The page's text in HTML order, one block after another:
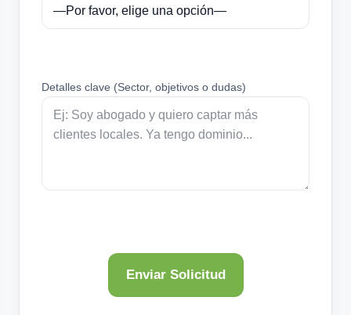
Detalles clave (Sector, objetivos o dudas)